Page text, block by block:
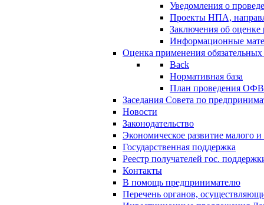
Уведомления о
Проекты НПА,
Заключения об
Информационные
Оценка применения
Back
Нормативная база
План проведения
Заседания Совета по
Новости
Законодательство
Экономическое развитие малого и
Государственная поддержка
Реестр получателей гос.
Контакты
В помощь предпринимателю
Перечень органов,